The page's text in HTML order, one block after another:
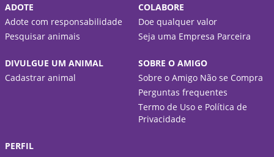
ADOTE
Adote com responsabilidade
Pesquisar animais
COLABORE
Doe qualquer valor
Seja uma Empresa Parceira
DIVULGUE UM ANIMAL
Cadastrar animal
SOBRE O AMIGO
Sobre o Amigo Não se Compra
Perguntas frequentes
Termo de Uso e Política de
Privacidade
PERFIL